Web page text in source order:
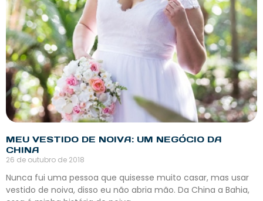
MEU VESTIDO DE NOIVA: UM NEGÓCIO DA
CHINA
26 de outubro de 2018
Nunca fui uma pessoa que quisesse muito casar, mas usar
vestido de noiva, disso eu não abria mão. Da China a Bahia,